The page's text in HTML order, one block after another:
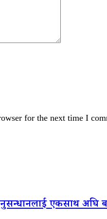
for the next time I
एकसाथ अघि